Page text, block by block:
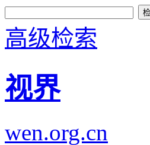
高级检索
视界
wen.org.cn